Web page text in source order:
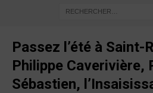
Passez l’été à Saint-
Philippe Caverivière,
Sébastien,